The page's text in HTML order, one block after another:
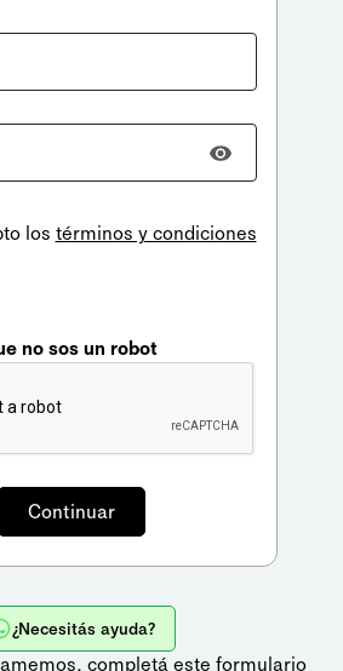
los términos y condiciones
no sos un robot
¿Necesitás ayuda?
completá este formulario